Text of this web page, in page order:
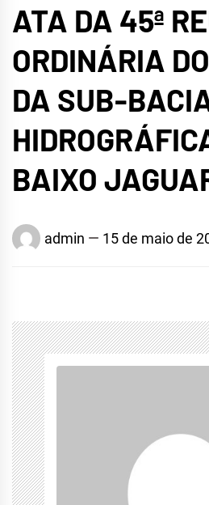
ATA DA 45ª
ORDINÁRIA
DA SUB-
BAIXO
admin 15 de maio de